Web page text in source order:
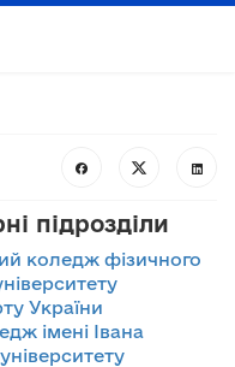
підрозділи
коледж фізичного
України
імені Івана